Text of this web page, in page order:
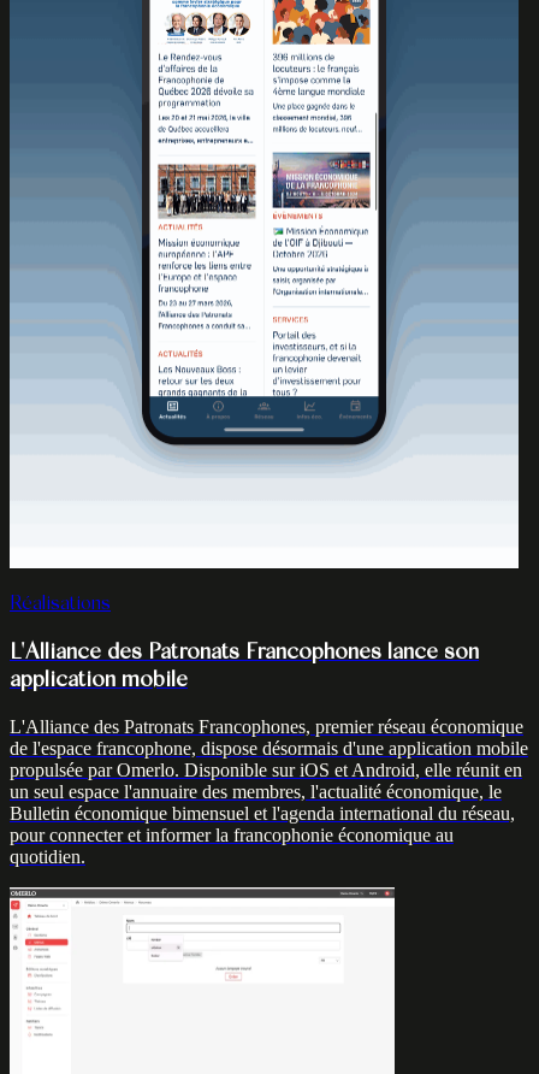
Réalisations
L'Alliance des Patronats Francophones lance son
application mobile
L'Alliance des Patronats Francophones, premier réseau économique
de l'espace francophone, dispose désormais d'une application mobile
propulsée par Omerlo. Disponible sur iOS et Android, elle réunit en
un seul espace l'annuaire des membres, l'actualité économique, le
Bulletin économique bimensuel et l'agenda international du réseau,
pour connecter et informer la francophonie économique au
quotidien.